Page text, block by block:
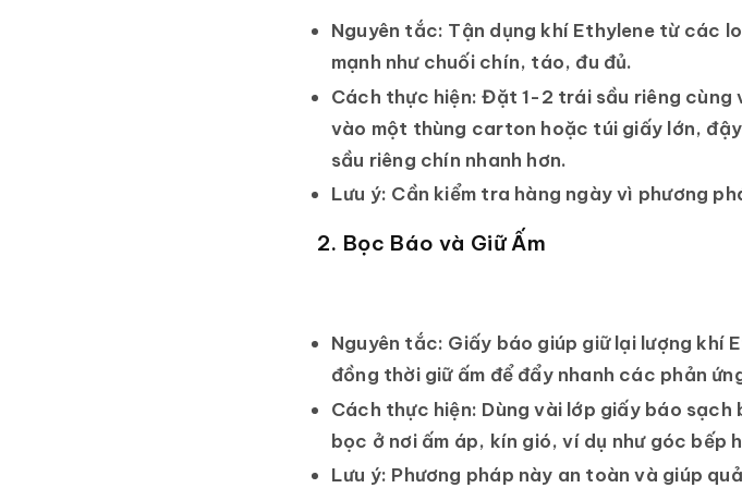
Nguyên tắc: Tận dụng khí Ethylene từ các
mạnh như chuối chín, táo, đu đủ.
Cách thực hiện: Đặt 1-2 trái sầu riêng cùng
vào một thùng carton hoặc túi giấy lớn,
sầu riêng chín nhanh hơn.
Lưu ý: Cần kiểm tra hàng ngày vì phương
2. Bọc Báo và Giữ Ấm
Nguyên tắc: Giấy báo giúp giữ lại lượng khí
đồng thời giữ ấm để đẩy nhanh các phản
Cách thực hiện: Dùng vài lớp giấy báo
bọc ở nơi ấm áp, kín gió, ví dụ như góc bếp
Lưu ý: Phương pháp này an toàn và giúp